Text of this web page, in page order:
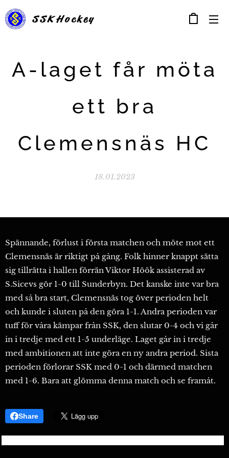
SSKHockey
A-laget får möta
ett bra
Clemensnäs HC
18.01.2023
Spännande, förlust i första matchen och möte mot ett
Clemensnäs är riktigt på gång. Folk hinner knappt sätta
sig tillrätta i hallen förrän Viktor Höök assisterad av
S.Sicevs gör 1-0 till Sunderbyn. Det kanske inte var bra
med så bra start, Clemensnäs tog över perioden helt
och kunde i sluten på den göra 1-1. Andra perioden var
tuff för våra kämpar från SSK, den slutar 0-4 och vi går
in i tredje med ett 1-5 underläge. Laget går in i tredje
med ambitionen att inte göra en ny andra period. Sista
perioden förlorar SSK med 0-1 och därmed matchen
med 1-6. Bara att glömma denna match och se framåt.
Share